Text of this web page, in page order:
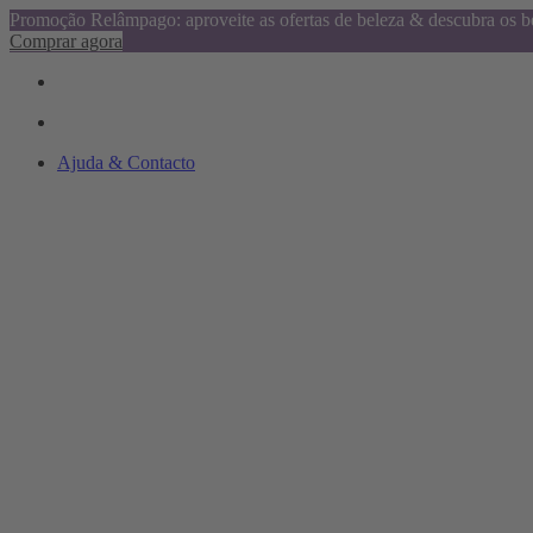
Promoção Relâmpago: aproveite as ofertas de beleza & descubra os
Comprar agora
Ajuda & Contacto